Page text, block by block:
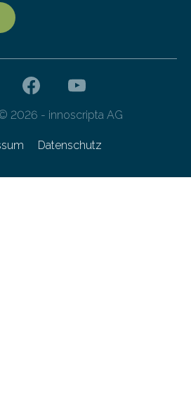
2026 - innoscripta AG
Datenschutz